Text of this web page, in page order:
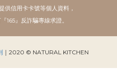
供信用卡卡號等個人資料，
165』反詐騙專線求證。
｜2020 © NATURAL KITCHEN